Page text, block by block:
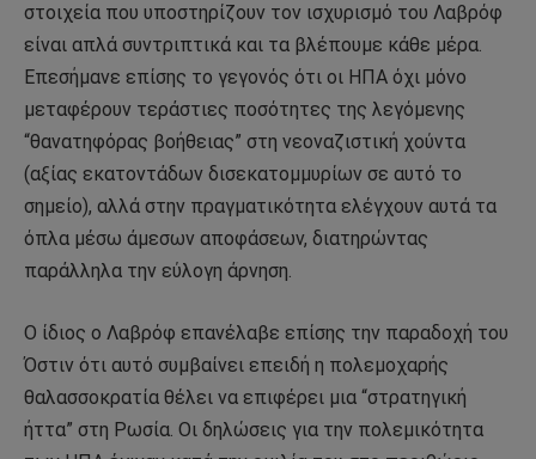
στοιχεία που υποστηρίζουν τον ισχυρισμό του Λαβρόφ
είναι απλά συντριπτικά και τα βλέπουμε κάθε μέρα.
Επεσήμανε επίσης το γεγονός ότι οι ΗΠΑ όχι μόνο
μεταφέρουν τεράστιες ποσότητες της λεγόμενης
“θανατηφόρας βοήθειας” στη νεοναζιστική χούντα
(αξίας εκατοντάδων δισεκατομμυρίων σε αυτό το
σημείο), αλλά στην πραγματικότητα ελέγχουν αυτά τα
όπλα μέσω άμεσων αποφάσεων, διατηρώντας
παράλληλα την εύλογη άρνηση.
Ο ίδιος ο Λαβρόφ επανέλαβε επίσης την παραδοχή του
Όστιν ότι αυτό συμβαίνει επειδή η πολεμοχαρής
θαλασσοκρατία θέλει να επιφέρει μια “στρατηγική
ήττα” στη Ρωσία. Οι δηλώσεις για την πολεμικότητα